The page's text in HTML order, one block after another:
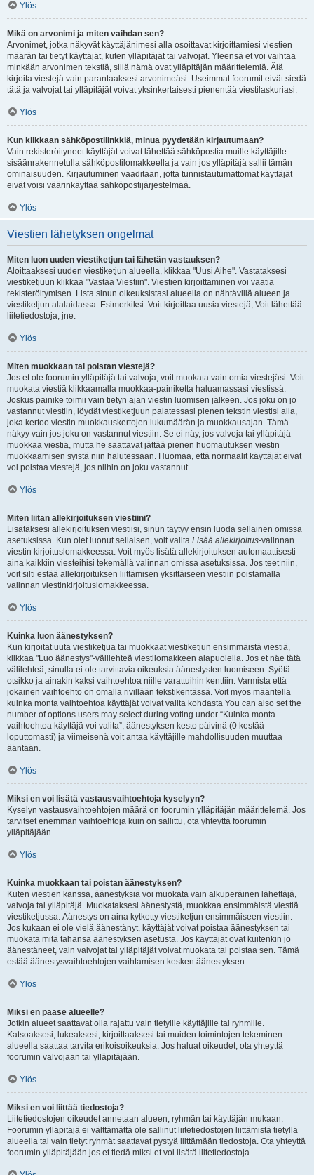
Ylös
Mikä on arvonimi ja miten vaihdan sen?
Arvonimet, jotka näkyvät käyttäjänimesi alla osoittavat kirjoittamiesi viestien
määrän tai tietyt käyttäjät, kuten ylläpitäjät tai valvojat. Yleensä et voi vaihtaa
minkään arvonimen tekstiä, sillä nämä ovat ylläpitäjän määrittelemiä. Älä
kirjoita viestejä vain parantaaksesi arvonimeäsi. Useimmat foorumit eivät siedä
tätä ja valvojat tai ylläpitäjät voivat yksinkertaisesti pienentää viestilaskuriasi.
Ylös
Kun klikkaan sähköpostilinkkiä, minua pyydetään kirjautumaan?
Vain rekisteröityneet käyttäjät voivat lähettää sähköpostia muille käyttäjille
sisäänrakennetulla sähköpostilomakkeella ja vain jos ylläpitäjä sallii tämän
ominaisuuden. Kirjautuminen vaaditaan, jotta tunnistautumattomat käyttäjät
eivät voisi väärinkäyttää sähköpostijärjestelmää.
Ylös
Viestien lähetyksen ongelmat
Miten luon uuden viestiketjun tai lähetän vastauksen?
Aloittaaksesi uuden viestiketjun alueella, klikkaa "Uusi Aihe". Vastataksesi
viestiketjuun klikkaa "Vastaa Viestiin". Viestien kirjoittaminen voi vaatia
rekisteröitymisen. Lista sinun oikeuksistasi alueella on nähtävillä alueen ja
viestiketjun alalaidassa. Esimerkiksi: Voit kirjoittaa uusia viestejä, Voit lähettää
liitetiedostoja, jne.
Ylös
Miten muokkaan tai poistan viestejä?
Jos et ole foorumin ylläpitäjä tai valvoja, voit muokata vain omia viestejäsi. Voit
muokata viestiä klikkaamalla muokkaa-painiketta haluamassasi viestissä.
Joskus painike toimii vain tietyn ajan viestin luomisen jälkeen. Jos joku on jo
vastannut viestiin, löydät viestiketjuun palatessasi pienen tekstin viestisi alla,
joka kertoo viestin muokkauskertojen lukumäärän ja muokkausajan. Tämä
näkyy vain jos joku on vastannut viestiin. Se ei näy, jos valvoja tai ylläpitäjä
muokkaa viestiä, mutta he saattavat jättää pienen huomautuksen viestin
muokkaamisen syistä niin halutessaan. Huomaa, että normaalit käyttäjät eivät
voi poistaa viestejä, jos niihin on joku vastannut.
Ylös
Miten liitän allekirjoituksen viestiini?
Lisätäksesi allekirjoituksen viestiisi, sinun täytyy ensin luoda sellainen omissa
asetuksissa. Kun olet luonut sellaisen, voit valita Lisää allekirjoitus-valinnan
viestin kirjoituslomakkeessa. Voit myös lisätä allekirjoituksen automaattisesti
aina kaikkiin viesteihisi tekemällä valinnan omissa asetuksissa. Jos teet niin,
voit silti estää allekirjoituksen liittämisen yksittäiseen viestiin poistamalla
valinnan viestinkirjoituslomakkeessa.
Ylös
Kuinka luon äänestyksen?
Kun kirjoitat uuta viestiketjua tai muokkaat viestiketjun ensimmäistä viestiä,
klikkaa "Luo äänestys"-välilehteä viestilomakkeen alapuolella. Jos et näe tätä
välilehteä, sinulla ei ole tarvittavia oikeuksia äänestysten luomiseen. Syötä
otsikko ja ainakin kaksi vaihtoehtoa niille varattuihin kenttiin. Varmista että
jokainen vaihtoehto on omalla rivillään tekstikentässä. Voit myös määritellä
kuinka monta vaihtoehtoa käyttäjät voivat valita kohdasta You can also set the
number of options users may select during voting under “Kuinka monta
vaihtoehtoa käyttäjä voi valita”, äänestyksen kesto päivinä (0 kestää
loputtomasti) ja viimeisenä voit antaa käyttäjille mahdollisuuden muuttaa
ääntään.
Ylös
Miksi en voi lisätä vastausvaihtoehtoja kyselyyn?
Kyselyn vastausvaihtoehtojen määrä on foorumin ylläpitäjän määrittelemä. Jos
tarvitset enemmän vaihtoehtoja kuin on sallittu, ota yhteyttä foorumin
ylläpitäjään.
Ylös
Kuinka muokkaan tai poistan äänestyksen?
Kuten viestien kanssa, äänestyksiä voi muokata vain alkuperäinen lähettäjä,
valvoja tai ylläpitäjä. Muokataksesi äänestystä, muokkaa ensimmäistä viestiä
viestiketjussa. Äänestys on aina kytketty viestiketjun ensimmäiseen viestiin.
Jos kukaan ei ole vielä äänestänyt, käyttäjät voivat poistaa äänestyksen tai
muokata mitä tahansa äänestyksen asetusta. Jos käyttäjät ovat kuitenkin jo
äänestäneet, vain valvojat tai ylläpitäjät voivat muokata tai poistaa sen. Tämä
estää äänestysvaihtoehtojen vaihtamisen kesken äänestyksen.
Ylös
Miksi en pääse alueelle?
Jotkin alueet saattavat olla rajattu vain tietyille käyttäjille tai ryhmille.
Katsoaksesi, lukeaksesi, kirjoittaaksesi tai muiden toimintojen tekeminen
alueella saattaa tarvita erikoisoikeuksia. Jos haluat oikeudet, ota yhteyttä
foorumin valvojaan tai ylläpitäjään.
Ylös
Miksi en voi liittää tiedostoja?
Liitetiedostojen oikeudet annetaan alueen, ryhmän tai käyttäjän mukaan.
Foorumin ylläpitäjä ei välttämättä ole sallinut liitetiedostojen liittämistä tietyllä
alueella tai vain tietyt ryhmät saattavat pystyä liittämään tiedostoja. Ota yhteyttä
foorumin ylläpitäjään jos et tiedä miksi et voi lisätä liitetiedostoja.